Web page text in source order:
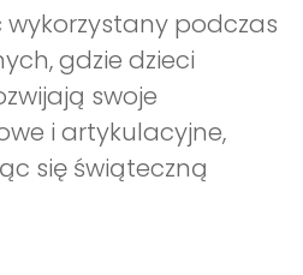
wykorzystany podczas
gdzie dzieci
swoje
i artykulacyjne,
się świąteczną